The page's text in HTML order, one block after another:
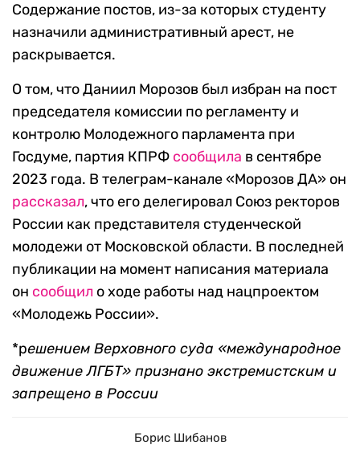
Содержание постов, из-за которых студенту
назначили административный арест, не
раскрывается.
О том, что Даниил Морозов был избран на пост
председателя комиссии по регламенту и
контролю Молодежного парламента при
Госдуме, партия КПРФ сообщила в сентябре
2023 года. В телеграм-канале «Морозов ДА» он
рассказал, что его делегировал Союз ректоров
России как представителя студенческой
молодежи от Московской области. В последней
публикации на момент написания материала
он сообщил о ходе работы над нацпроектом
«Молодежь России».
*решением Верховного суда «международное
движение ЛГБТ» признано экстремистским и
запрещено в России
Борис Шибанов